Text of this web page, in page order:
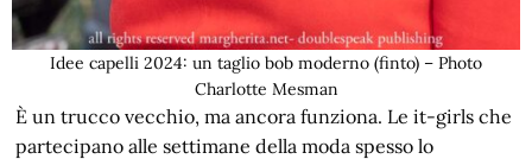
Idee capelli 2024: un taglio bob moderno (finto) – Photo
Charlotte Mesman
È un trucco vecchio, ma ancora funziona. Le it-girls che
partecipano alle settimane della moda spesso lo